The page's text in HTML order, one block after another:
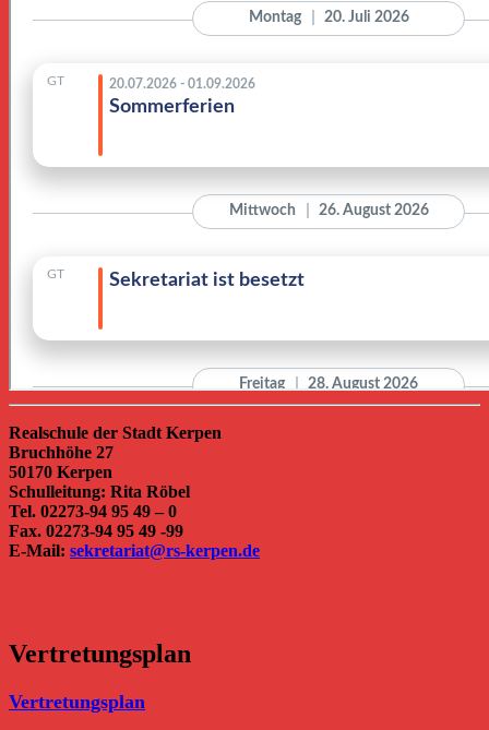
Realschule der Stadt Kerpen
Bruchhöhe 27
50170 Kerpen
Schulleitung: Rita Röbel
Tel. 02273-94 95 49 – 0
Fax. 02273-94 95 49 -99
E-Mail: sekretariat@rs-kerpen.de
Vertretungsplan
Vertretungsplan